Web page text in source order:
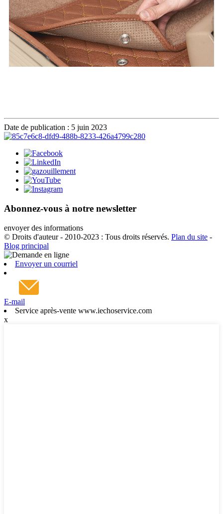
Date de publication : 5 juin 2023
Abonnez-vous à notre newsletter
envoyer des informations
© Droits d'auteur - 2010-2023 : Tous droits réservés. Plan du site -
Blog principal
Envoyer un courriel
E-mail
Service après-vente www.iechoservice.com
x